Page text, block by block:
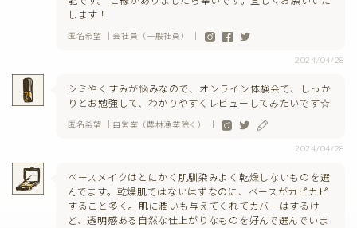
します！
匿名希望 ｜会社員（一般社員） ｜
2024/04/28
シミやくすみが悩みなので、オンライン体験会で、しっか
りとお勉強して、わかりやすくレビューしてみたいです☆
匿名希望 ｜自営業（農林漁業除く） ｜
2024/04/28
ベースメイクはとにかく肌馴染みよく乾燥しないものを選
んでます。乾燥肌ではないはずなのに、ベースがカピカピ
すること多く。肌に潤いも与えてくれてカバーはするけ
ど、透明感ある自然な仕上がりなものを好んで選んでいま